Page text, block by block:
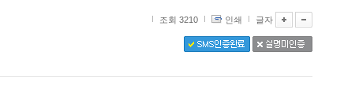
조회 3210 인쇄 글자